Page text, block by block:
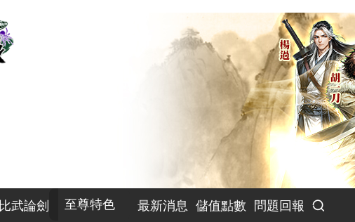
比武論劍 至尊特色 最新消息 儲值點數 問題回報